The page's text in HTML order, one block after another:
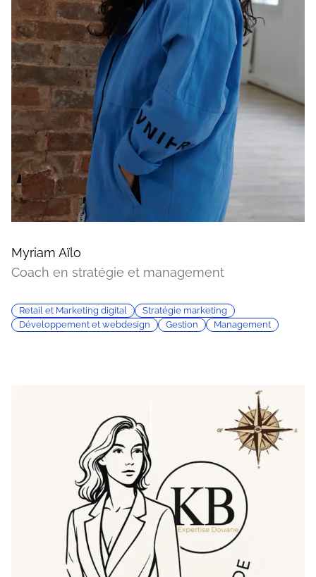
Myriam Aïlo
Coach en stratégie et management
Retail et Marketing digital
Stratégie marketing
Développement et webdesign
Gestion Management